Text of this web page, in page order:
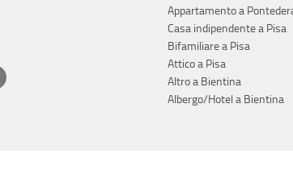
Appartamento a
Casa indipendente a Pisa
Bifamiliare a Pisa
Attico a Pisa
Altro a Bientina
Albergo/Hotel a Bientina